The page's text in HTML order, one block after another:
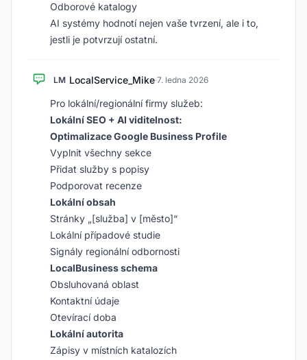
Odborové katalogy
AI systémy hodnotí nejen vaše tvrzení, ale i to,
jestli je potvrzují ostatní.
LM LocalService_Mike·7. ledna 2026
Pro lokální/regionální firmy služeb:
Lokální SEO + AI viditelnost:
Optimalizace Google Business Profile
Vyplnit všechny sekce
Přidat služby s popisy
Podporovat recenze
Lokální obsah
Stránky „[služba] v [město]“
Lokální případové studie
Signály regionální odbornosti
LocalBusiness schema
Obsluhovaná oblast
Kontaktní údaje
Otevírací doba
Lokální autorita
Zápisy v místních katalozích